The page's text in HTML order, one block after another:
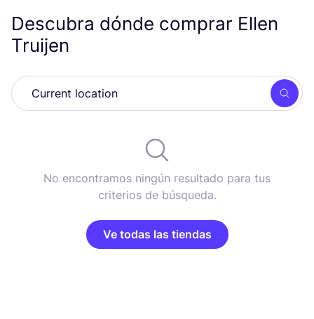
Descubra dónde comprar Ellen
Truijen
No encontramos ningún resultado para tus
criterios de búsqueda.
Ve todas las tiendas